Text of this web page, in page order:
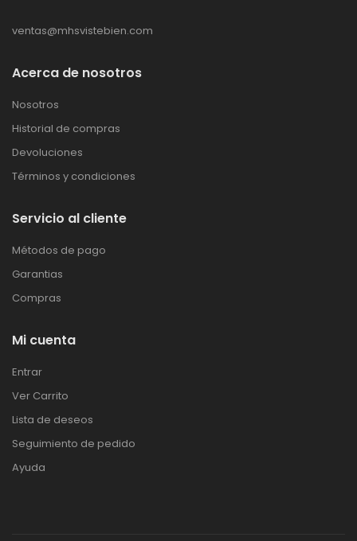
ventas@mhsvistebien.com
Acerca de nosotros
Nosotros
Historial de compras
Devoluciones
Términos y condiciones
Servicio al cliente
Métodos de pago
Garantias
Compras
Mi cuenta
Entrar
Ver Carrito
Lista de deseos
Seguimiento de pedido
Ayuda